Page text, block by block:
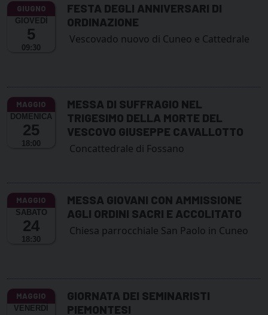
GIOVEDÌ
5
09:30
FESTA DEGLI ANNIVERSARI DI
ORDINAZIONE
Vescovado nuovo di Cuneo e Cattedrale
DOMENICA
25
18:00
MESSA DI SUFFRAGIO NEL
TRIGESIMO DELLA MORTE DEL
VESCOVO GIUSEPPE CAVALLOTTO
Concattedrale di Fossano
SABATO
24
18:30
MESSA GIOVANI CON AMMISSIONE
AGLI ORDINI SACRI E ACCOLITATO
Chiesa parrocchiale San Paolo in Cuneo
VENERDÌ
GIORNATA DEI SEMINARISTI
PIEMONTESI